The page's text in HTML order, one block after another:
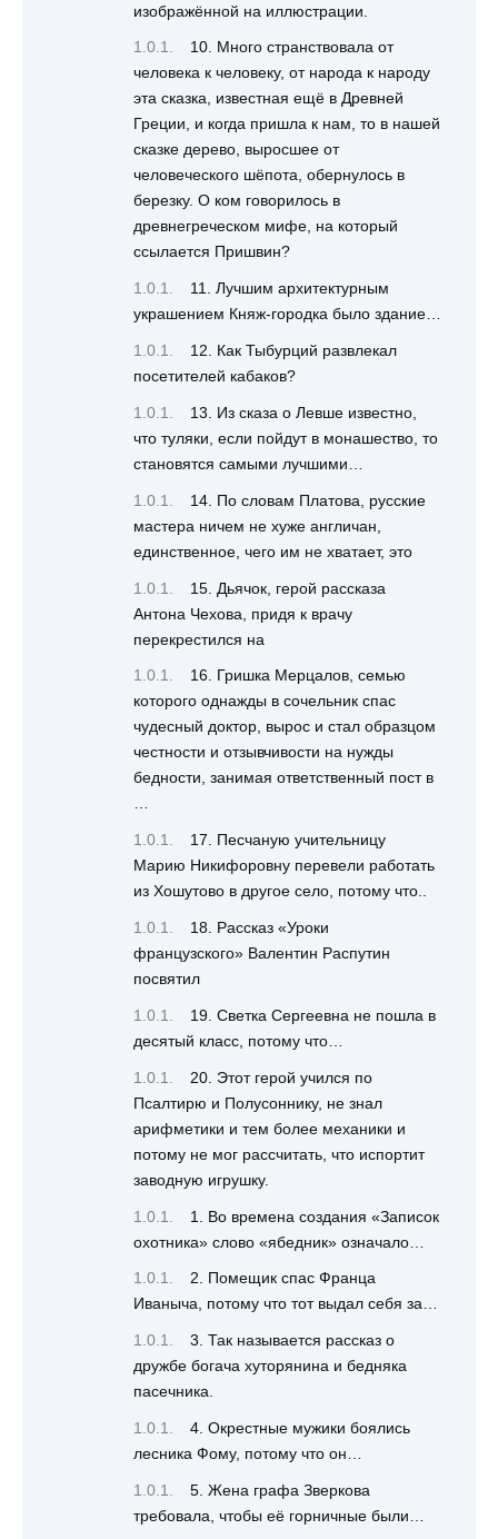
изображённой на иллюстрации.
10. Много странствовала от
человека к человеку, от народа к народу
эта сказка, известная ещё в Древней
Греции, и когда пришла к нам, то в нашей
сказке дерево, выросшее от
человеческого шёпота, обернулось в
березку. О ком говорилось в
древнегреческом мифе, на который
ссылается Пришвин?
11. Лучшим архитектурным
украшением Княж-городка было здание…
12. Как Тыбурций развлекал
посетителей кабаков?
13. Из сказа о Левше известно,
что туляки, если пойдут в монашество, то
становятся самыми лучшими…
14. По словам Платова, русские
мастера ничем не хуже англичан,
единственное, чего им не хватает, это
15. Дьячок, герой рассказа
Антона Чехова, придя к врачу
перекрестился на
16. Гришка Мерцалов, семью
которого однажды в сочельник спас
чудесный доктор, вырос и стал образцом
честности и отзывчивости на нужды
бедности, занимая ответственный пост в
…
17. Песчаную учительницу
Марию Никифоровну перевели работать
из Хошутово в другое село, потому что..
18. Рассказ «Уроки
французского» Валентин Распутин
посвятил
19. Светка Сергеевна не пошла в
десятый класс, потому что…
20. Этот герой учился по
Псалтирю и Полусоннику, не знал
арифметики и тем более механики и
потому не мог рассчитать, что испортит
заводную игрушку.
1. Во времена создания «Записок
охотника» слово «ябедник» означало…
2. Помещик спас Франца
Иваныча, потому что тот выдал себя за…
3. Так называется рассказ о
дружбе богача хуторянина и бедняка
пасечника.
4. Окрестные мужики боялись
лесника Фому, потому что он…
5. Жена графа Зверкова
требовала, чтобы её горничные были…